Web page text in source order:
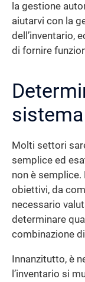
la gestione
aiutarvi con la
dell’inventario,
di fornire
Molti settori
semplice ed
non è semplice.
obiettivi, da
necessario
determinare
combinazione
Innanzitutto, è
l’inventario si